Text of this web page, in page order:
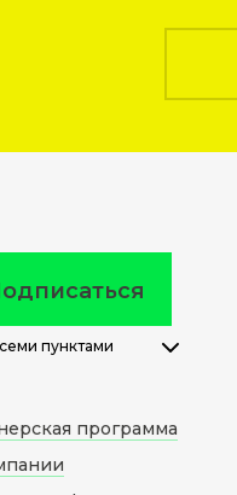
пунктами
программа